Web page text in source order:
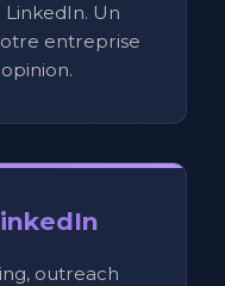
Un
entreprise
outreach